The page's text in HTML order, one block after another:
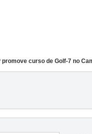
promove curso de Golf-7 no